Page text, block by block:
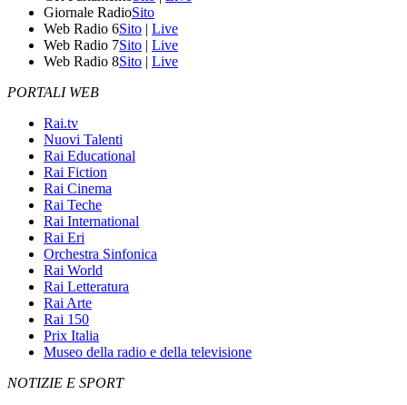
Giornale RadioSito
Web Radio 6Sito | Live
Web Radio 7Sito | Live
Web Radio 8Sito | Live
PORTALI WEB
Rai.tv
Nuovi Talenti
Rai Educational
Rai Fiction
Rai Cinema
Rai Teche
Rai International
Rai Eri
Orchestra Sinfonica
Rai World
Rai Letteratura
Rai Arte
Rai 150
Prix Italia
Museo della radio e della televisione
NOTIZIE E SPORT